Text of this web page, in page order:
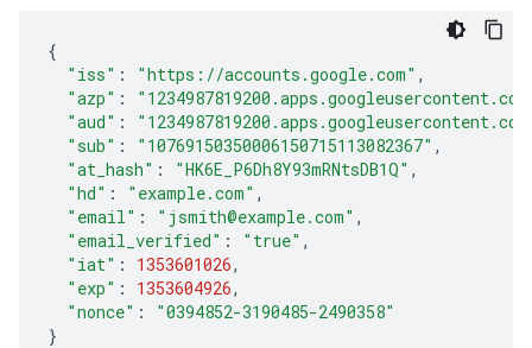
{
"iss" : "https://accounts.google.com" ,
"azp" :
"aud" :
"sub" : "10769150350006150715113082367" ,
"at_hash" : "HK6E_P6Dh8Y93mRNtsDB1Q" ,
"hd" : "example.com" ,
"email" : "jsmith@example.com" ,
"email_verified" : "true" ,
"iat" : 1353601026,
"exp" : 1353604926,
"nonce" :
"0394852-3190485-2490358"
}